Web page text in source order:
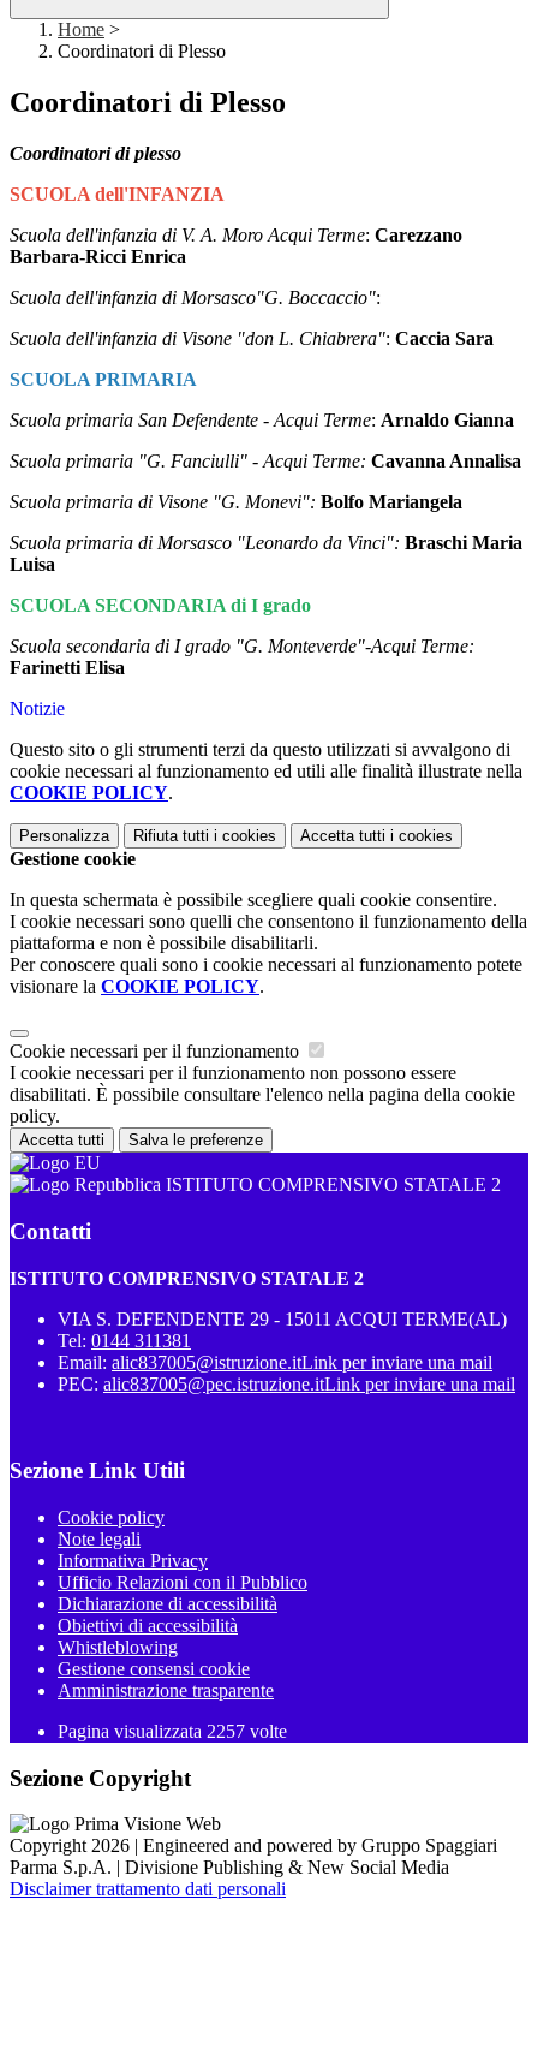
Home >
Coordinatori di Plesso
Coordinatori di Plesso
Coordinatori di plesso
SCUOLA dell'INFANZIA
Scuola dell'infanzia di V. A. Moro Acqui Terme: Carezzano
Barbara-Ricci Enrica
Scuola dell'infanzia di Morsasco"G. Boccaccio":
Scuola dell'infanzia di Visone "don L. Chiabrera": Caccia Sara
SCUOLA PRIMARIA
Scuola primaria San Defendente - Acqui Terme: Arnaldo Gianna
Scuola primaria "G. Fanciulli" - Acqui Terme: Cavanna Annalisa
Scuola primaria di Visone "G. Monevi": Bolfo Mariangela
Scuola primaria di Morsasco "Leonardo da Vinci": Braschi Maria
Luisa
SCUOLA SECONDARIA di I grado
Scuola secondaria di I grado "G. Monteverde"-Acqui Terme:
Farinetti Elisa
Notizie
Questo sito o gli strumenti terzi da questo utilizzati si avvalgono di
cookie necessari al funzionamento ed utili alle finalità illustrate nella
COOKIE POLICY.
Personalizza Rifiuta tutti i cookies Accetta tutti i cookies
Gestione cookie
In questa schermata è possibile scegliere quali cookie consentire.
I cookie necessari sono quelli che consentono il funzionamento della
piattaforma e non è possibile disabilitarli.
Per conoscere quali sono i cookie necessari al funzionamento potete
visionare la COOKIE POLICY.
Cookie necessari per il funzionamento
I cookie necessari per il funzionamento non possono essere
disabilitati. È possibile consultare l'elenco nella pagina della cookie
policy.
Accetta tutti Salva le preferenze
ISTITUTO COMPRENSIVO STATALE 2
Contatti
ISTITUTO COMPRENSIVO STATALE 2
VIA S. DEFENDENTE 29 - 15011 ACQUI TERME(AL)
Tel: 0144 311381
Email: alic837005@istruzione.itLink per inviare una mail
PEC: alic837005@pec.istruzione.itLink per inviare una mail
Sezione Link Utili
Cookie policy
Note legali
Informativa Privacy
Ufficio Relazioni con il Pubblico
Dichiarazione di accessibilità
Obiettivi di accessibilità
Whistleblowing
Gestione consensi cookie
Amministrazione trasparente
Pagina visualizzata 2257 volte
Sezione Copyright
Copyright 2026 | Engineered and powered by Gruppo Spaggiari
Parma S.p.A. | Divisione Publishing & New Social Media
Disclaimer trattamento dati personali